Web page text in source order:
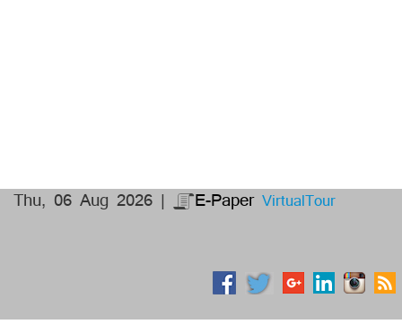
Thu, 06 Aug 2026 | E-Paper VirtualTour